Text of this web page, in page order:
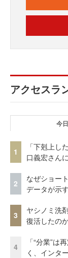
アクセスラ
今日
1
「下剋上し
口義宏さん
2
なぜショー
データが示
3
ヤシノミ洗
復活したの
4
「“分業”は
く、インタ